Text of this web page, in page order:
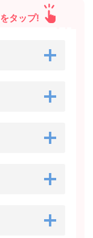
タップ!